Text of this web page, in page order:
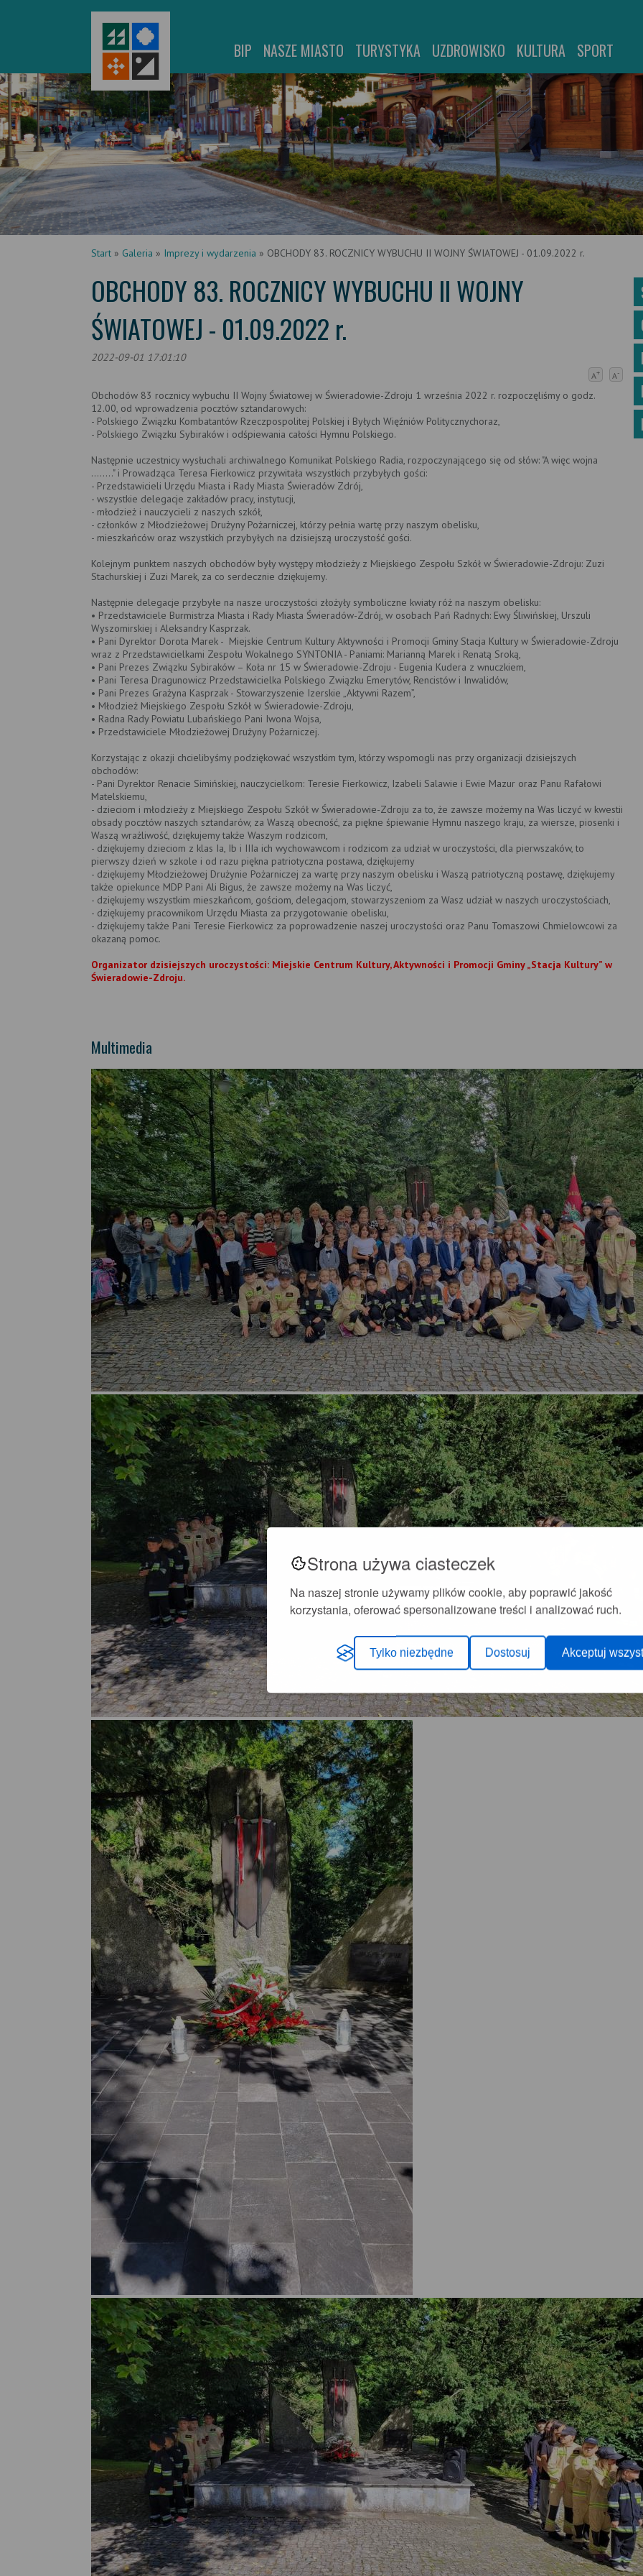
Strona używa ciasteczek
Na naszej stronie używamy plików cookie, aby poprawić jakość
korzystania, oferować spersonalizowane treści i analizować ruch.
Tylko niezbędne Dostosuj Akceptuj
BIP NASZE MIASTO TURYSTYKA UZDROWISKO KULTURA SPORT
Start » Galeria » Imprezy i wydarzenia » OBCHODY 83. ROCZNICY WYBUCHU II WOJNY ŚWIATOWEJ - 01.09.2022 r.
OBCHODY 83. ROCZNICY WYBUCHU II WOJNY
ŚWIATOWEJ - 01.09.2022 r.
2022-09-01 17:01:10
A+ A-
Obchodów 83 rocznicy wybuchu II Wojny Światowej w Świeradowie-Zdroju 1 września 2022 r. rozpoczęliśmy o godz.
12.00, od wprowadzenia pocztów sztandarowych:
- Polskiego Związku Kombatantów Rzeczpospolitej Polskiej i Byłych Więźniów Politycznychoraz,
- Polskiego Związku Sybiraków i odśpiewania całości Hymnu Polskiego.
Następnie uczestnicy wysłuchali archiwalnego Komunikat Polskiego Radia, rozpoczynającego się od słów: "A więc wojna
........" i Prowadząca Teresa Fierkowicz przywitała wszystkich przybyłych gości:
- Przedstawicieli Urzędu Miasta i Rady Miasta Świeradów Zdrój,
- wszystkie delegacje zakładów pracy, instytucji,
- młodzież i nauczycieli z naszych szkół,
- członków z Młodzieżowej Drużyny Pożarniczej, którzy pełnia wartę przy naszym obelisku,
- mieszkańców oraz wszystkich przybyłych na dzisiejszą uroczystość gości.
Kolejnym punktem naszych obchodów były występy młodzieży z Miejskiego Zespołu Szkół w Świeradowie-Zdroju: Zuzi
Stachurskiej i Zuzi Marek, za co serdecznie dziękujemy.
Następnie delegacje przybyłe na nasze uroczystości złożyły symboliczne kwiaty róż na naszym obelisku:
• Przedstawiciele Burmistrza Miasta i Rady Miasta Świeradów-Zdrój, w osobach Pań Radnych: Ewy Śliwińskiej, Urszuli
Wyszomirskiej i Aleksandry Kasprzak.
• Pani Dyrektor Dorota Marek - Miejskie Centrum Kultury Aktywności i Promocji Gminy Stacja Kultury w Świeradowie-Zdroju
wraz z Przedstawicielkami Zespołu Wokalnego SYNTONIA - Paniami: Marianną Marek i Renatą Sroką,
• Pani Prezes Związku Sybiraków – Koła nr 15 w Świeradowie-Zdroju - Eugenia Kudera z wnuczkiem,
• Pani Teresa Dragunowicz Przedstawicielka Polskiego Związku Emerytów, Rencistów i Inwalidów,
• Pani Prezes Grażyna Kasprzak - Stowarzyszenie Izerskie „Aktywni Razem”,
• Młodzież Miejskiego Zespołu Szkół w Świeradowie-Zdroju,
• Radna Rady Powiatu Lubańskiego Pani Iwona Wojsa,
• Przedstawiciele Młodzieżowej Drużyny Pożarniczej.
Korzystając z okazji chcielibyśmy podziękować wszystkim tym, którzy wspomogli nas przy organizacji dzisiejszych
obchodów:
- Pani Dyrektor Renacie Simińskiej, nauczycielkom: Teresie Fierkowicz, Izabeli Salawie i Ewie Mazur oraz Panu Rafałowi
Matelskiemu,
- dzieciom i młodzieży z Miejskiego Zespołu Szkół w Świeradowie-Zdroju za to, że zawsze możemy na Was liczyć w kwestii
obsady pocztów naszych sztandarów, za Waszą obecność, za piękne śpiewanie Hymnu naszego kraju, za wiersze, piosenki i
Waszą wrażliwość, dziękujemy także Waszym rodzicom,
- dziękujemy dzieciom z klas Ia, Ib i IIIa ich wychowawcom i rodzicom za udział w uroczystości, dla pierwszaków, to
pierwszy dzień w szkole i od razu piękna patriotyczna postawa, dziękujemy
- dziękujemy Młodzieżowej Drużynie Pożarniczej za wartę przy naszym obelisku i Waszą patriotyczną postawę, dziękujemy
także opiekunce MDP Pani Ali Bigus, że zawsze możemy na Was liczyć,
- dziękujemy wszystkim mieszkańcom, gościom, delegacjom, stowarzyszeniom za Wasz udział w naszych uroczystościach,
- dziękujemy pracownikom Urzędu Miasta za przygotowanie obelisku,
- dziękujemy także Pani Teresie Fierkowicz za poprowadzenie naszej uroczystości oraz Panu Tomaszowi Chmielowcowi za
okazaną pomoc.
Organizator dzisiejszych uroczystości: Miejskie Centrum Kultury, Aktywności i Promocji Gminy „Stacja Kultury” w
Świeradowie-Zdroju.
Multimedia